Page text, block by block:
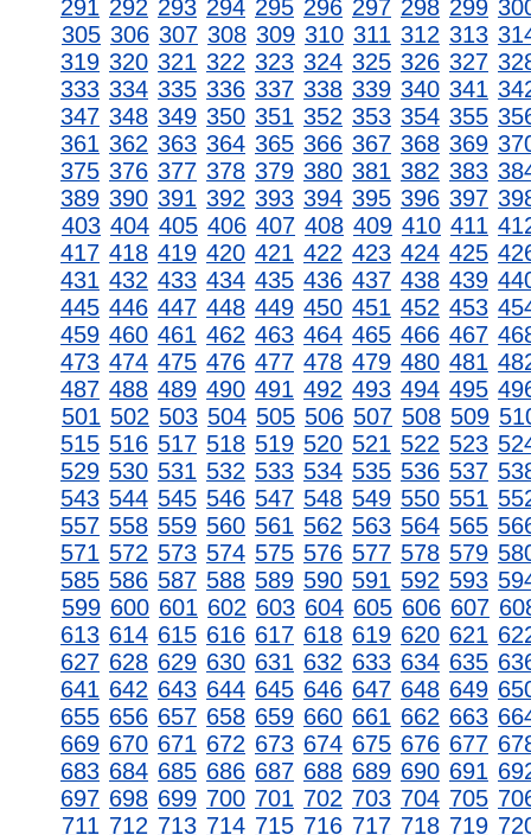
291 292 293 294 295 296 297 298 299
305 306 307 308 309 310 311 312 313
319 320 321 322 323 324 325 326 327
333 334 335 336 337 338 339 340 341
347 348 349 350 351 352 353 354 355
361 362 363 364 365 366 367 368 369
375 376 377 378 379 380 381 382 383
389 390 391 392 393 394 395 396 397
403 404 405 406 407 408 409 410 411
417 418 419 420 421 422 423 424 425
431 432 433 434 435 436 437 438 439
445 446 447 448 449 450 451 452 453
459 460 461 462 463 464 465 466 467
473 474 475 476 477 478 479 480 481
487 488 489 490 491 492 493 494 495
501 502 503 504 505 506 507 508 509
515 516 517 518 519 520 521 522 523
529 530 531 532 533 534 535 536 537
543 544 545 546 547 548 549 550 551
557 558 559 560 561 562 563 564 565
571 572 573 574 575 576 577 578 579
585 586 587 588 589 590 591 592 593
599 600 601 602 603 604 605 606 607
613 614 615 616 617 618 619 620 621
627 628 629 630 631 632 633 634 635
641 642 643 644 645 646 647 648 649
655 656 657 658 659 660 661 662 663
669 670 671 672 673 674 675 676 677
683 684 685 686 687 688 689 690 691
697 698 699 700 701 702 703 704 705
711 712 713 714 715 716 717 718 719